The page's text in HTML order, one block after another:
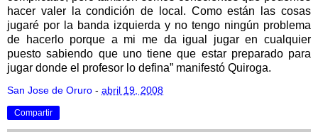
hacer valer la condición de local. Como están las cosas
jugaré por la banda izquierda y no tengo ningún problema
de hacerlo porque a mi me da igual jugar en cualquier
puesto sabiendo que uno tiene que estar preparado para
jugar donde el profesor lo defina” manifestó Quiroga.
San Jose de Oruro - abril 19, 2008
Compartir